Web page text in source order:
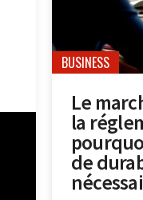
BUSINESS
Le
la
de